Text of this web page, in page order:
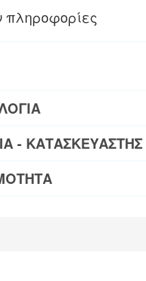
πληροφορίες
- ΚΑΤΑΣΚΕΥΑΣΤΗΣ